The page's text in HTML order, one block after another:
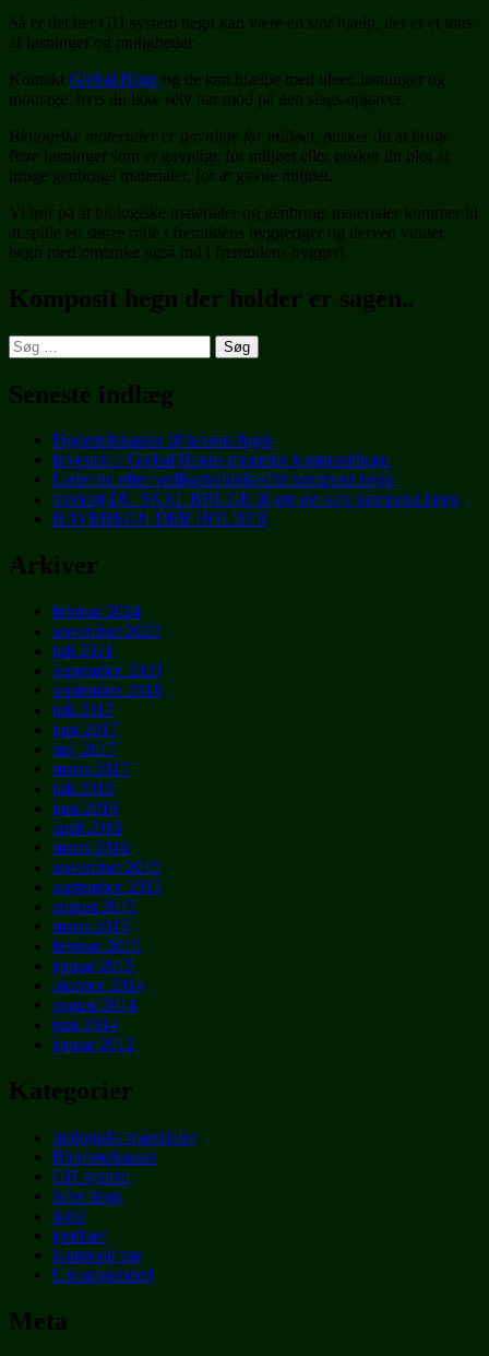
Så er det her GH system hegn kan være en stor hjælp, der er et tons
af løsninger og muligheder.
Kontakt Global Hegn og de kan hjælpe med ideer, løsninger og
montage, hvis du ikke selv har mod på den slags opgaver.
Biologiske materialer er gavnlige for miljøet, ønsker du at bruge
flere løsninger som er gavnlige for miljøet eller ønsker du blot at
bruge genbrugs materialer, for at gavne miljøet.
Vi tror på at biologiske materialer og genbrugs materialer kommer til
at spille en større rolle i fremtidens byggeriger og derved vinder
hegn med omtanke også ind i fremtidens byggeri.
Komposit hegn der holder er sagen..
Søg
efter:
Seneste indlæg
Fugleredekasser til havens fugle
Investere i Global Hegns moderne komposithegn
Leder du efter vedligeholdelsesfrit komposit hegn
værktøj DU SKAL BRUGE til gør det selv komposit hegn
HAVEHEGN DER HOLDER
Arkiver
februar 2024
november 2023
juli 2021
september 2020
september 2018
juli 2017
juni 2017
maj 2017
marts 2017
juli 2016
juni 2016
april 2016
marts 2016
november 2015
september 2015
august 2015
marts 2015
februar 2015
januar 2015
oktober 2014
august 2014
juni 2014
januar 2012
Kategorier
biologiske materialer
Blomsterkasser
GH system
have hegn
hotel
jordbær
komposit træ
Uncategorized
Meta